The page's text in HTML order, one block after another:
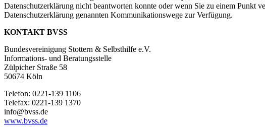
Datenschutzerklärung nicht beantworten konnte oder wenn Sie zu einem Punkt
Datenschutzerklärung genannten Kommunikationswege zur Verfügung.
KONTAKT BVSS
Bundesvereinigung Stottern & Selbsthilfe e.V.
Informations- und Beratungsstelle
Zülpicher Straße 58
50674 Köln
Telefon: 0221-139 1106
Telefax: 0221-139 1370
info@bvss.de
www.bvss.de